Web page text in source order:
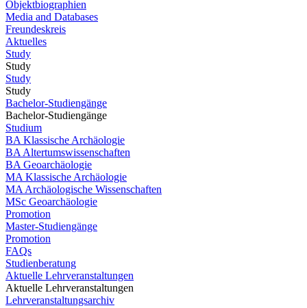
Objektbiographien
Media and Databases
Freundeskreis
Aktuelles
Study
Study
Study
Study
Bachelor-Studiengänge
Bachelor-Studiengänge
Studium
BA Klassische Archäologie
BA Altertumswissenschaften
BA Geoarchäologie
MA Klassische Archäologie
MA Archäologische Wissenschaften
MSc Geoarchäologie
Promotion
Master-Studiengänge
Promotion
FAQs
Studienberatung
Aktuelle Lehrveranstaltungen
Aktuelle Lehrveranstaltungen
Lehrveranstaltungsarchiv